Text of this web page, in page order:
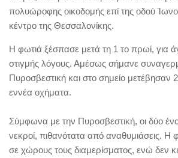
πολυώροφης οικοδομής επί της οδού
κέντρο της Θεσσαλονίκης.
Η φωτιά ξέσπασε μετά τη 1 το πρωί, για
στιγμής λόγους. Αμέσως σήμανε
Πυροσβεστική και στο σημείο μετέβησαν
εννέα οχήματα.
Σύμφωνα με την Πυροσβεστική, οι δύο
νεκροί, πιθανότατα από αναθυμιάσεις. Η
σε χώρους τους διαμερίσματος, ενώ δεν